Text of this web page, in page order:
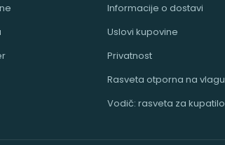
Informacije o dostavi
Uslovi kupovine
Privatnost
Rasveta otporna na vlagu
Vodič: rasveta za kupatilo